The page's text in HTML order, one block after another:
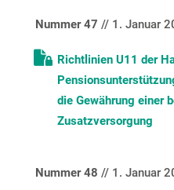
Nummer 47 // 1. Januar
Richtlinien U11 der
die Gewährung einer
Zusatzversorgung
Nummer 48 // 1. Januar